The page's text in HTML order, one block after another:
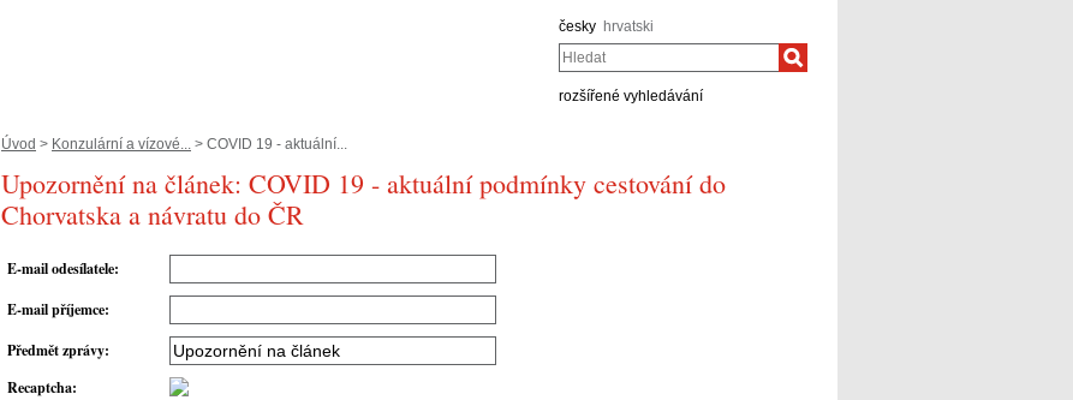
česky hrvatski
Hledat
rozšířené vyhledávání
Úvod > Konzulární a vízové... > COVID 19 - aktuální...
Upozornění na článek: COVID 19 - aktuální podmínky cestování do
Chorvatska a návratu do ČR
E-mail odesílatele:
E-mail příjemce:
Předmět zprávy:
Recaptcha: